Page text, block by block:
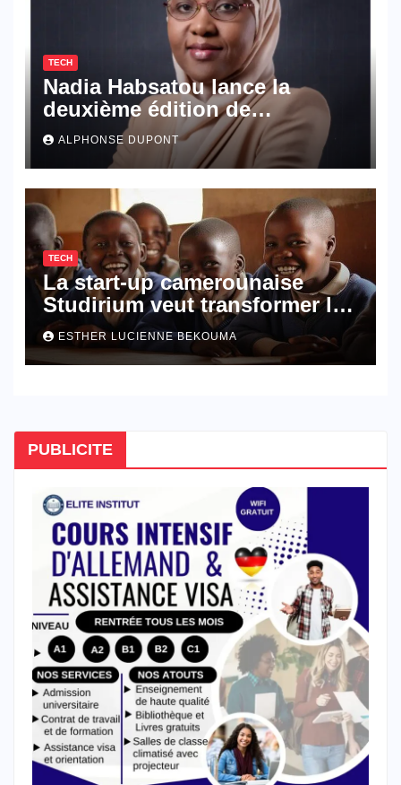
TECH
Nadia Habsatou lance la
deuxième édition de
TEDxYaoundé
ALPHONSE DUPONT
TECH
La start-up camerounaise
Studirium veut transformer la
gestion scolaire en un marché
numérique à grande échelle
ESTHER LUCIENNE BEKOUMA
PUBLICITE